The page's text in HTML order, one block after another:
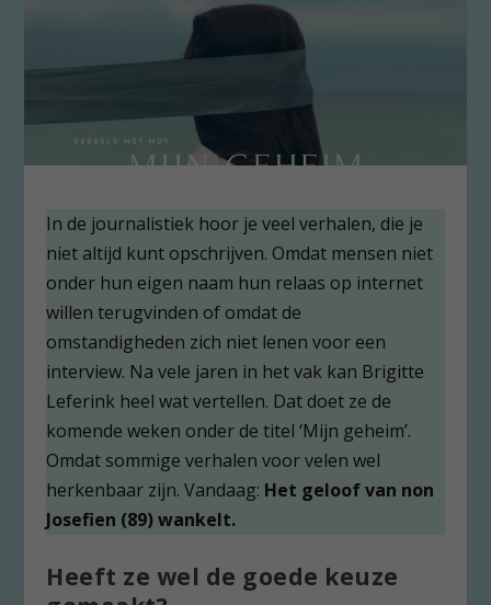
In de journalistiek hoor je veel verhalen, die je
niet altijd kunt opschrijven. Omdat mensen niet
onder hun eigen naam hun relaas op internet
willen terugvinden of omdat de
omstandigheden zich niet lenen voor een
interview. Na vele jaren in het vak kan Brigitte
Leferink heel wat vertellen. Dat doet ze de
komende weken onder de titel ‘Mijn geheim’.
Omdat sommige verhalen voor velen wel
herkenbaar zijn. Vandaag: Het geloof van non
Josefien (89) wankelt.
Heeft ze wel de goede keuze